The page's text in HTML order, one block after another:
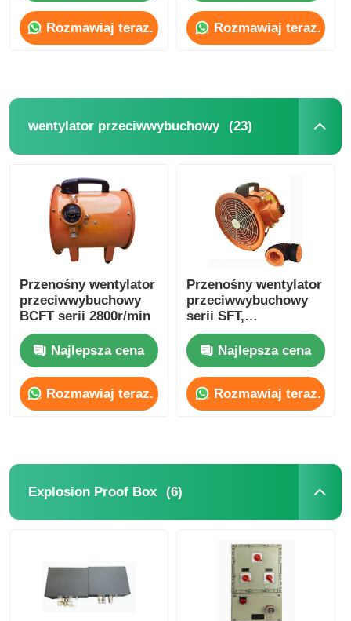
Rozmawiaj teraz. Rozmawiaj teraz.
wentylator przeciwwybuchowy (23)
Przenośny wentylator
przeciwwybuchowy
BCFT serii 2800r/min
Najlepsza cena
Rozmawiaj teraz.
Przenośny wentylator
przeciwwybuchowy
serii SFT,
dostosowany, 1500-
10000m3/H
Najlepsza cena
Rozmawiaj teraz.
Explosion Proof Box (6)